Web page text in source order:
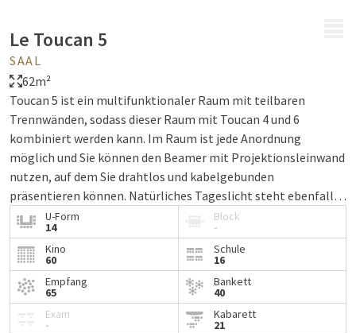
Le Toucan 5
SAAL
62m²
Toucan 5 ist ein multifunktionaler Raum mit teilbaren
Trennwänden, sodass dieser Raum mit Toucan 4 und 6
kombiniert werden kann. Im Raum ist jede Anordnung
möglich und Sie können den Beamer mit Projektionsleinwand
nutzen, auf dem Sie drahtlos und kabelgebunden
präsentieren können. Natürliches Tageslicht steht ebenfalls
zur Verfügung, um die Konzentration zu fördern und die
schöne Aussicht zu genießen. Das Zimmer verfügt über
kostenfreies WLAN und Sie haben die Möglichkeit, kostenfrei
zu parken.
U-Form
14
Block
-
Kino
60
Schule
16
Empfang
65
Bankett
40
Exam
-
Kabarett
21